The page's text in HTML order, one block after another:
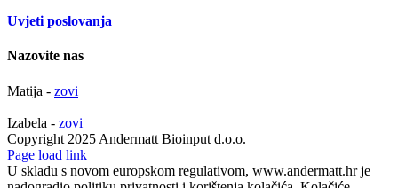
Uvjeti poslovanja
Nazovite nas
Matija - zovi
Izabela - zovi
Copyright 2025 Andermatt Bioinput d.o.o.
Facebook
Page load link
U skladu s novom europskom regulativom, www.andermatt.hr je